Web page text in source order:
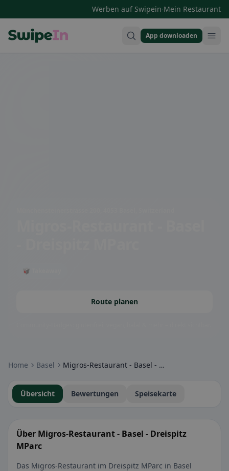
Werben auf Swipein·Mein Restaurant
App downloaden
🥡 Takeaway
Route planen
Home Basel Migros-Restaurant - Basel - Dreispitz MParc
Übersicht Bewertungen Speisekarte
Über Migros-Restaurant - Basel - Dreispitz
MParc
Das Migros-Restaurant im Dreispitz MParc in Basel